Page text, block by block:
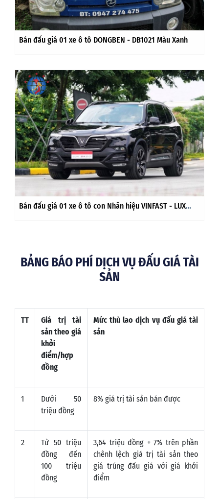
Bán đấu giá 01 xe ô tô DONGBEN - DB1021 Màu Xanh
Bán đấu giá 01 xe ô tô con Nhãn hiệu VINFAST - LUX
BẢNG BÁO PHÍ DỊCH VỤ ĐẤU GIÁ TÀI
SẢN
TT Giá trị tài
sản theo giá
khởi
điểm/hợp
đồng
Mức thù lao dịch vụ đấu giá tài
sản
1
Dưới 50
triệu đồng
8% giá trị tài sản bán được
2
Từ 50 triệu
đồng đến
100 triệu
đồng
3,64 triệu đồng + 7% trên phần
chênh lệch giá trị tài sản theo
giá trúng đấu giá với giá khởi
điểm